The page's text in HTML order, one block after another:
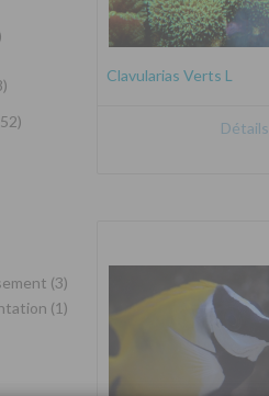
(3)
(1)
Clavularias Verts L
Détails